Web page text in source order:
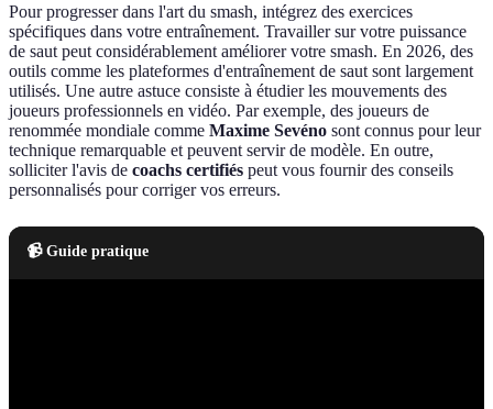
Pour progresser dans l'art du smash, intégrez des exercices
spécifiques dans votre entraînement. Travailler sur votre puissance
de saut peut considérablement améliorer votre smash. En 2026, des
outils comme les plateformes d'entraînement de saut sont largement
utilisés. Une autre astuce consiste à étudier les mouvements des
joueurs professionnels en vidéo. Par exemple, des joueurs de
renommée mondiale comme Maxime Sevéno sont connus pour leur
technique remarquable et peuvent servir de modèle. En outre,
solliciter l'avis de coachs certifiés peut vous fournir des conseils
personnalisés pour corriger vos erreurs.
📹 Guide pratique